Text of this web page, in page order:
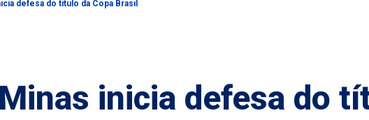
defesa do título da Copa Brasil
inicia defesa do